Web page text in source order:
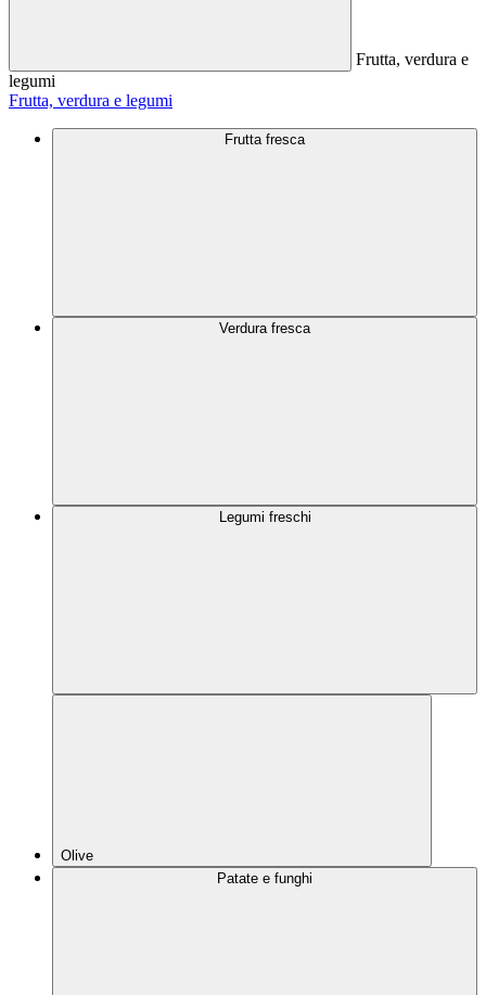
Frutta, verdura e
legumi
Frutta, verdura e legumi
Frutta fresca
Verdura fresca
Legumi freschi
Olive
Patate e funghi